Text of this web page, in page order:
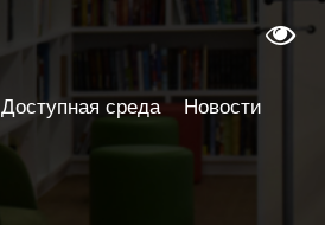
Доступная среда Новости